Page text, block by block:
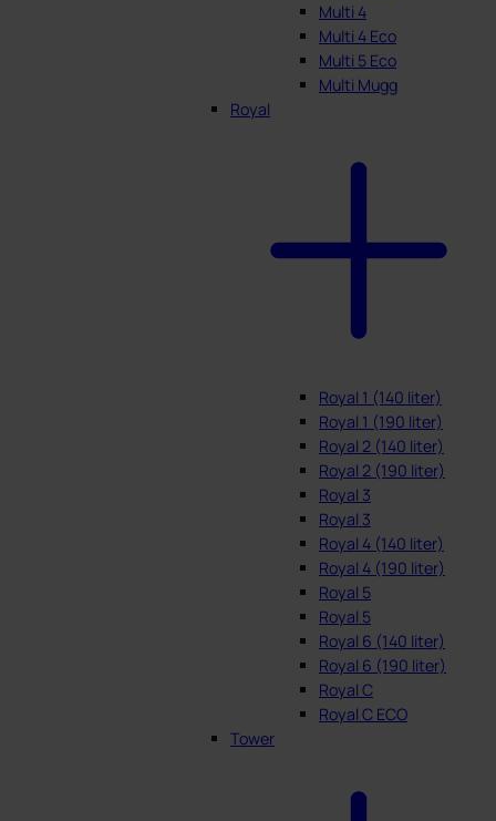
Multi 4
Multi 4 Eco
Multi 5 Eco
Multi Mugg
Royal
Royal 1 (140 liter)
Royal 1 (190 liter)
Royal 2 (140 liter)
Royal 2 (190 liter)
Royal 3
Royal 3
Royal 4 (140 liter)
Royal 4 (190 liter)
Royal 5
Royal 5
Royal 6 (140 liter)
Royal 6 (190 liter)
Royal C
Royal C ECO
Tower